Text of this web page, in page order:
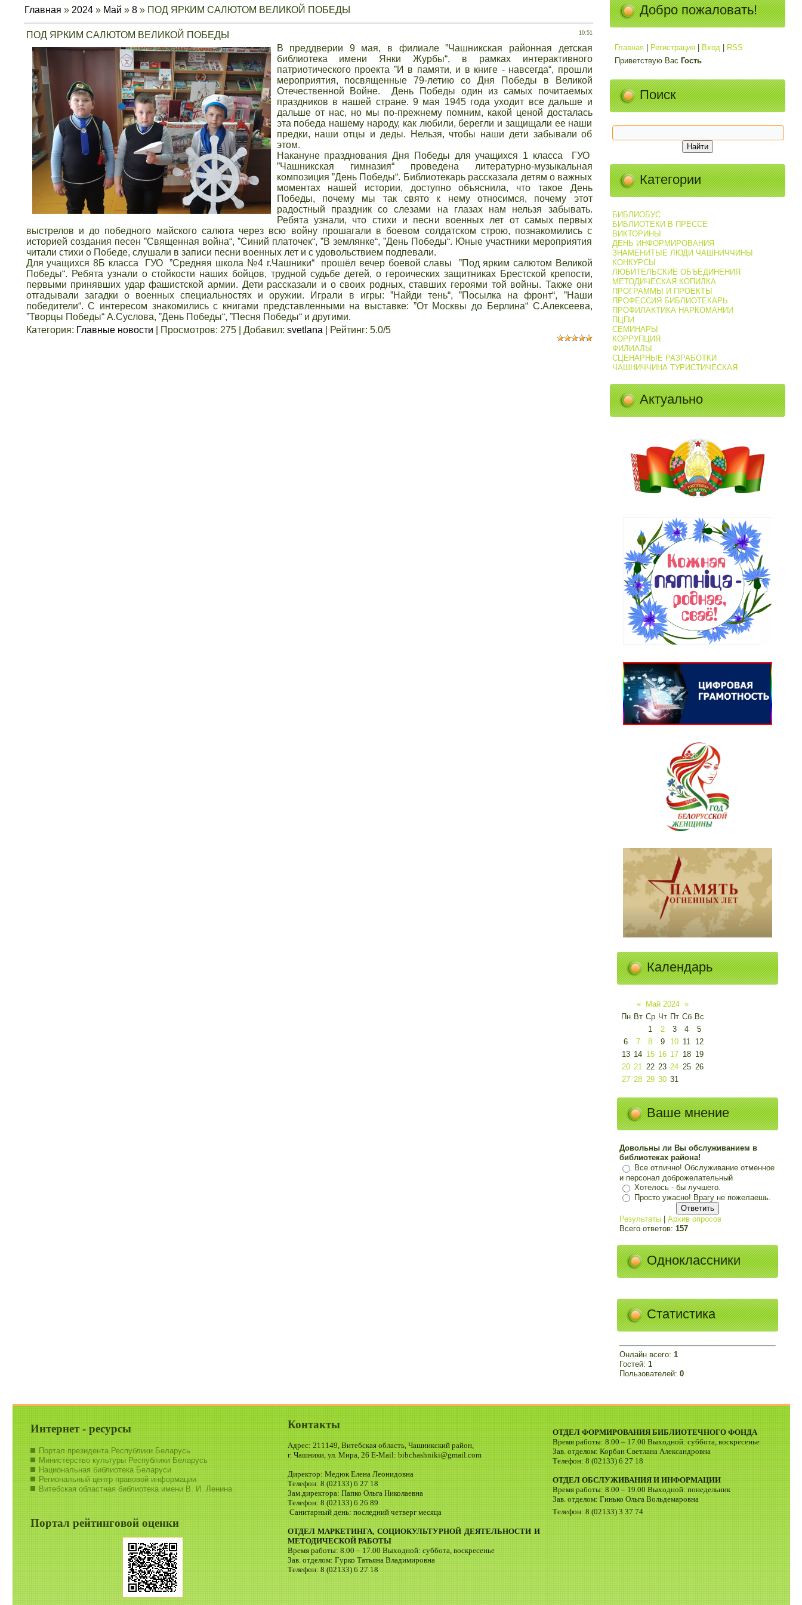
Главная » 2024 » Май » 8» ПОД ЯРКИМ САЛЮТОМ ВЕЛИКОЙ ПОБЕДЫ
10:51
ПОД ЯРКИМ САЛЮТОМ ВЕЛИКОЙ ПОБЕДЫ
В преддверии 9 мая, в филиале ˮЧашникская районная детская
библиотека имени Янки Журбы“, в рамках интерактивного
патриотического проекта ˮИ в памяти, и в книге - навсегда“, прошли
мероприятия, посвященные 79-летию со Дня Победы в Великой
Отечественной Войне. День Победы один из самых почитаемых
праздников в нашей стране. 9 мая 1945 года уходит все дальше и
дальше от нас, но мы по-прежнему помним, какой ценой досталась
эта победа нашему народу, как любили, берегли и защищали ее наши
предки, наши отцы и деды. Нельзя, чтобы наши дети забывали об
этом.
Накануне празднования Дня Победы для учащихся 1 класса ГУО
ˮЧашникская гимназия“ проведена литературно-музыкальная
композиция ˮДень Победы“. Библиотекарь рассказала детям о важных
моментах нашей истории, доступно объяснила, что такое День
Победы, почему мы так свято к нему относимся, почему этот
радостный праздник со слезами на глазах нам нельзя забывать.
Ребята узнали, что стихи и песни военных лет от самых первых
выстрелов и до победного майского салюта через всю войну прошагали в боевом солдатском строю, познакомились с
историей создания песен ˮСвященная война“, ˮСиний платочек“, ˮВ землянке“, ˮДень Победы“. Юные участники мероприятия
читали стихи о Победе, слушали в записи песни военных лет и с удовольствием подпевали.
Для учащихся 8Б класса ГУО ˮСредняя школа №4 г.Чашники“ прошёл вечер боевой славы ˮПод ярким салютом Великой
Победы“. Ребята узнали о стойкости наших бойцов, трудной судьбе детей, о героических защитниках Брестской крепости,
первыми принявших удар фашистской армии. Дети рассказали и о своих родных, ставших героями той войны. Также они
отгадывали загадки о военных специальностях и оружии. Играли в игры: ˮНайди тень“, ˮПосылка на фронт“, ˮНаши
победители“. С интересом знакомились с книгами представленными на выставке: ˮОт Москвы до Берлина“ С.Алексеева,
ˮТворцы Победы“ А.Суслова, ˮДень Победы“, ˮПесня Победы“ и другими.
Категория: Главные новости Просмотров: 275| Добавил: svetlana Рейтинг: 5.0/5
Добро пожаловать!
Главная| Регистрация| Вход|
RSS
Приветствую Вас Гость
Поиск
Категории
БИБЛИОБУС
БИБЛИОТЕКИ В ПРЕССЕ
ВИКТОРИНЫ
ДЕНЬ ИНФОРМИРОВАНИЯ
ЗНАМЕНИТЫЕ ЛЮДИ ЧАШНИЧЧИНЫ
КОНКУРСЫ
ЛЮБИТЕЛЬСКИЕ ОБЪЕДИНЕНИЯ
МЕТОДИЧЕСКАЯ КОПИЛКА
ПРОГРАММЫ И ПРОЕКТЫ
ПРОФЕССИЯ БИБЛИОТЕКАРЬ
ПРОФИЛАКТИКА НАРКОМАНИИ
ПЦПИ
СЕМИНАРЫ
КОРРУПЦИЯ
ФИЛИАЛЫ
СЦЕНАРНЫЕ РАЗРАБОТКИ
ЧАШНИЧЧИНА ТУРИСТИЧЕСКАЯ
Актуально
Календарь
« Май 2024 »
Пн Вт Ср Чт Пт Сб Вс
1
2 3 4
5
6
7 8 9 10 11 12
13 14 15 16 17 18 19
20 21 22 23 24 25 26
27 28 29 30 31
Ваше мнение
Довольны ли Вы обслуживанием в
библиотеках района!
Все отлично! Обслуживание отменное
и персонал доброжелательный
Хотелось - бы лучшего.
Просто ужасно! Врагу не пожелаешь.
Результаты| Архив опросов
Всего ответов: 157
Одноклассники
Статистика
Онлайн всего: 1
Гостей: 1
Пользователей: 0
Интернет - ресурсы
Портал президента Республики Беларусь
Министерство культуры Республики Беларусь
Национальная библиотека Беларуси
Региональный центр правовой информации
Витебская областная библиотека имени В. И. Ленина
Портал рейтинговой оценки
Контакты
Адрес: 211149, Витебская область, Чашникский район,
г. Чашники, ул. Мира, 26 E-Mail: bibchashniki@gmail.com
Директор: Медюк Елена Леонидовна
Телефон: 8 (02133) 6 27 18
Зам.директора: Папко Ольга Николаевна
Телефон: 8 (02133) 6 26 89
Санитарный день: последний четверг месяца
ОТДЕЛ МАРКЕТИНГА, СОЦИОКУЛЬТУРНОЙ ДЕЯТЕЛЬНОСТИ И
МЕТОДИЧЕСКОЙ РАБОТЫ
Время работы: 8.00 – 17.00 Выходной: суббота, воскресенье
Зав. отделом: Гурко Татьяна Владимировна
Телефон: 8 (02133) 6 27 18
ОТДЕЛ ФОРМИРОВАНИЯ БИБЛИОТЕЧНОГО ФОНДА
Время работы: 8.00 – 17.00 Выходной: суббота, воскресенье
Зав. отделом: Корбан Светлана Александровна
Телефон: 8 (02133) 6 27 18
ОТДЕЛ ОБСЛУЖИВАНИЯ И ИНФОРМАЦИИ
Время работы: 8.00 – 19.00 Выходной: понедельник
Зав. отделом: Гинько Ольга Вольдемаровна
Телефон: 8 (02133) 3 37 74